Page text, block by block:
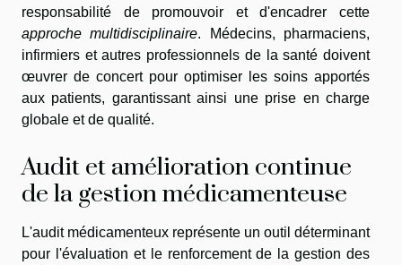
responsabilité de promouvoir et d'encadrer cette
approche multidisciplinaire. Médecins, pharmaciens,
infirmiers et autres professionnels de la santé doivent
œuvrer de concert pour optimiser les soins apportés
aux patients, garantissant ainsi une prise en charge
globale et de qualité.
Audit et amélioration continue
de la gestion médicamenteuse
L'audit médicamenteux représente un outil déterminant
pour l'évaluation et le renforcement de la gestion des